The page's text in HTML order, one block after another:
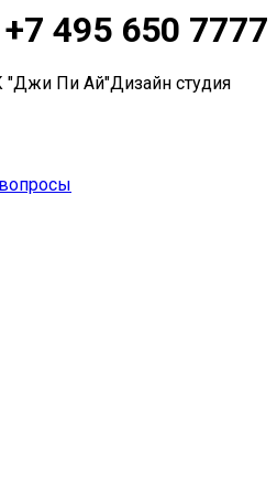
+7 495 650 7777
"Джи Пи Ай"Дизайн студия